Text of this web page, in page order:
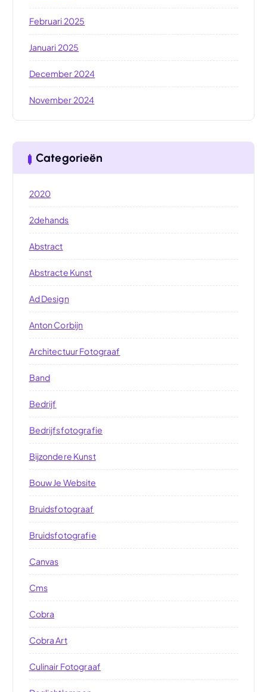
Februari 2025
Januari 2025
December 2024
November 2024
Categorieën
2020
2dehands
Abstract
Abstracte Kunst
Ad Design
Anton Corbijn
Architectuur Fotograaf
Band
Bedrijf
Bedrijfsfotografie
Bijzondere Kunst
Bouw Je Website
Bruidsfotograaf
Bruidsfotografie
Canvas
Cms
Cobra
Cobra Art
Culinair Fotograaf